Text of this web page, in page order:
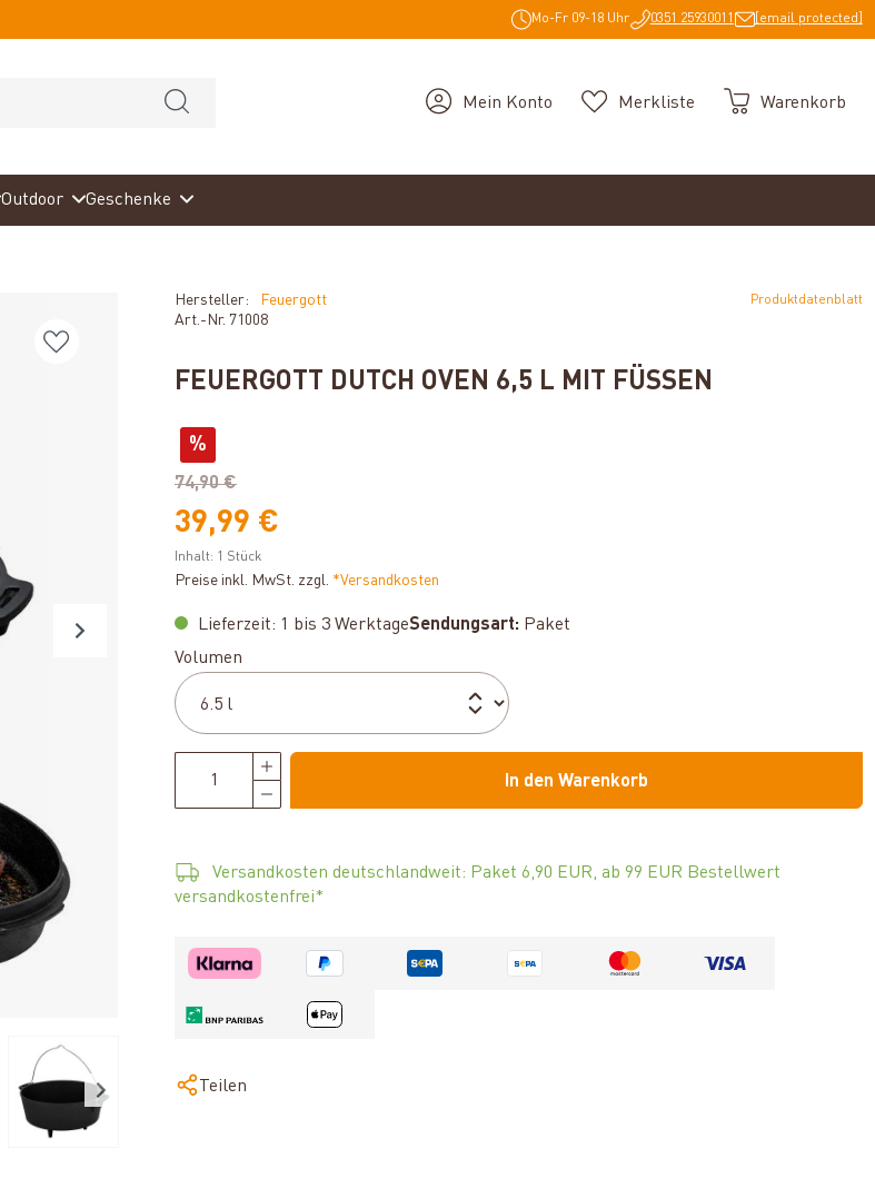
Mo-Fr 09-18 Uhr 0351 25930011 [email protected]
Mein Konto Merkliste Warenkorb
Outdoor Geschenke
Hersteller:
Feuergott
Art.-Nr. 71008
Produktdatenblatt
FEUERGOTT DUTCH OVEN 6,5 L MIT FÜSSEN
%
74,90 €
39,99 €
Inhalt: 1 Stück
Preise inkl. MwSt. zzgl. *Versandkosten
Lieferzeit: 1 bis 3 WerktageSendungsart: Paket
Volumen
In den Warenkorb
Versandkosten deutschlandweit: Paket 6,90 EUR, ab 99 EUR Bestellwert
versandkostenfrei*
Teilen